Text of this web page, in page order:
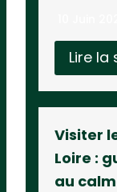
Lire la
Visiter
Loire :
au